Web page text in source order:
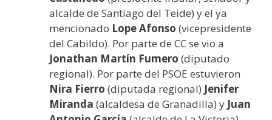
alcalde de Santiago del Teide) y el ya
mencionado Lope Afonso (vicepresidente
del Cabildo). Por parte de CC se vio a
Jonathan Martín Fumero (diputado
regional). Por parte del PSOE estuvieron
Nira Fierro (diputada regional) Jenifer
Miranda (alcaldesa de Granadilla) y Juan